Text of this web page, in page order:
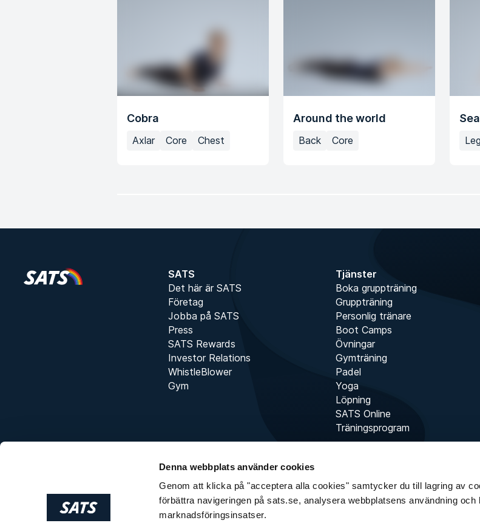
Denna webbplats använder cookies
Genom att klicka på "acceptera alla cookies" samtycker du till lagring av
förbättra navigeringen på sats.se, analysera webbplatsens användning och
marknadsföringsinsatser.
Cobra
Axlar Core Chest
Around the world
Back Core
SATS
Det här är SATS
Företag
Jobba på SATS
Press
SATS Rewards
Investor Relations
WhistleBlower
Gym
Tjänster
Boka gruppträning
Gruppträning
Personlig tränare
Boot Camps
Övningar
Gymträning
Padel
Yoga
Löpning
SATS Online
Träningsprogram